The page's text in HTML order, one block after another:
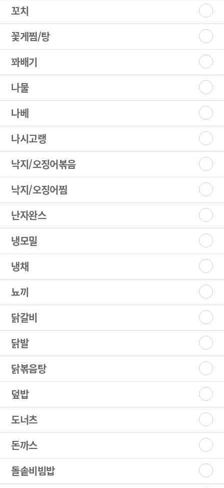
꼬치
꽃게찜/탕
꽈배기
나물
나베
나시고랭
낙지/오징어볶음
낙지/오징어찜
난자완스
냉모밀
냉채
뇨끼
닭갈비
닭발
닭볶음탕
덮밥
도너츠
돈까스
돌솥비빔밥